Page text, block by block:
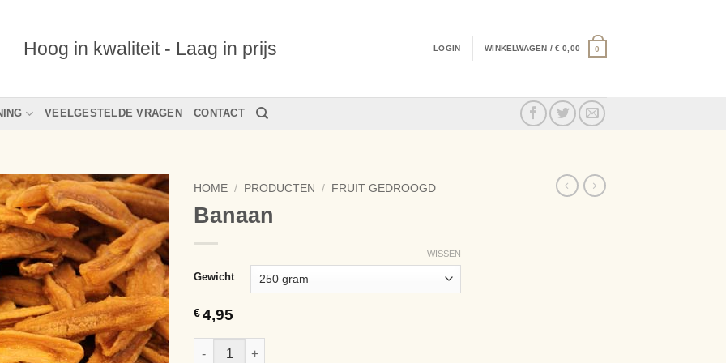
Hoog in kwaliteit - Laag in prijs LOGIN WINKELWAGEN /€ 0,00 0
VEELGESTELDE VRAGEN CONTACT
HOME / PRODUCTEN / FRUIT GEDROOGD
Banaan
Gewicht
WISSEN
€4,95
Banaan aantal
Alternative: